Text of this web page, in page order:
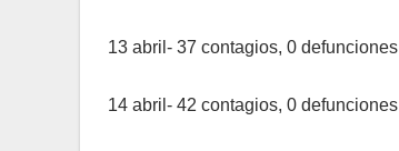
13 abril- 37 contagios, 0 defunciones
14 abril- 42 contagios, 0 defunciones